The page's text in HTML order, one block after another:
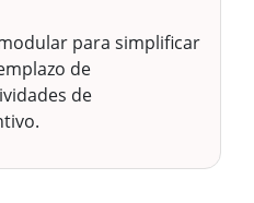
para simplificar
de
de